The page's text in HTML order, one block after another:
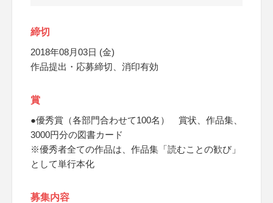
締切
2018年08月03日 (金)
作品提出・応募締切、消印有効
賞
●優秀賞（各部門合わせて100名） 賞状、作品集、
3000円分の図書カード
※優秀者全ての作品は、作品集「読むことの歓び」
として単行本化
募集内容